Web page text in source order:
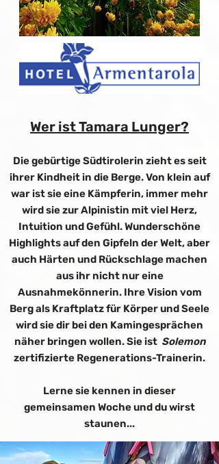
Wer ist Tamara Lunger?
Die gebürtige Südtirolerin zieht es seit
ihrer Kindheit in die Berge.Von klein auf
war ist sie eine Kämpferin, immer mehr
wird sie zurAlpinistin mit viel Herz,
Intuition und Gefühl.Wunderschöne
Highlights auf den Gipfeln der Welt, aber
auch Härten und Rückschlage machen
aus ihr nicht nur eine
Ausnahmekönnerin. Ihre Vision vom
Berg als Kraftplatz für Körper und Seele
wird sie dir bei den Kamingesprächen
näher bringen wollen. Sie ist Solemon
zertifizierte Regenerations-Trainerin.
Lerne sie kennen in dieser
gemeinsamen Woche und du wirst
staunen...